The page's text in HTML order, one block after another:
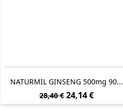
NATURMIL GINSENG 500mg 90...
Preço
normal
28,40 € Preço
24,14 €
 Vista rápida